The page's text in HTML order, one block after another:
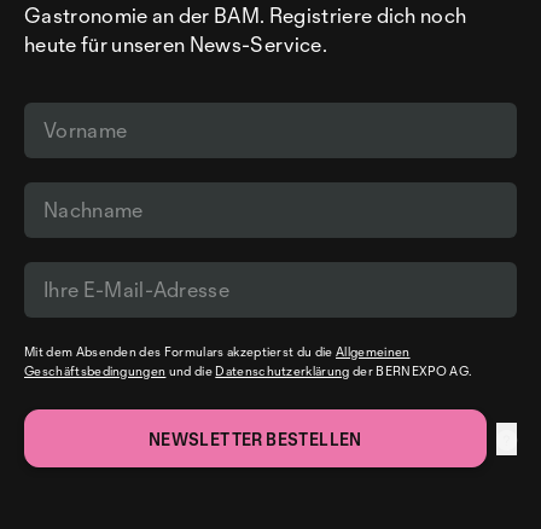
Gastronomie an der BAM. Registriere dich noch
heute für unseren News-Service.
Mit dem Absenden des Formulars akzeptierst du dieAllgemeinen
Geschäftsbedingungen und die Datenschutzerklärung der BERNEXPO AG.